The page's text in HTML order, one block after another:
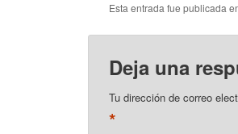
Esta entrada fue publicada
Deja una
Tu dirección de correo
*